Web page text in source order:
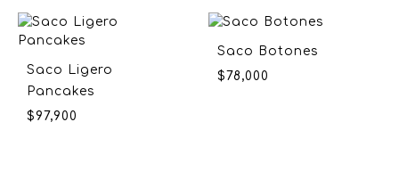
Saco Ligero
Pancakes
$97,900
Saco Botones
$ 78,000